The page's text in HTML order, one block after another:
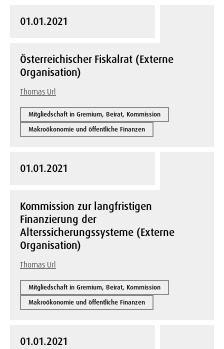
01.01.2021
Österreichischer Fiskalrat (Externe
Organisation)
Thomas Url
Mitgliedschaft in Gremium, Beirat, Kommission
Makroökonomie und öffentliche Finanzen
01.01.2021
Kommission zur langfristigen
Finanzierung der
Alterssicherungssysteme (Externe
Organisation)
Thomas Url
Mitgliedschaft in Gremium, Beirat, Kommission
Makroökonomie und öffentliche Finanzen
01.01.2021